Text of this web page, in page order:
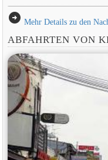
arrow_circle_right Mehr Details zu den
ABFAHRTEN VON